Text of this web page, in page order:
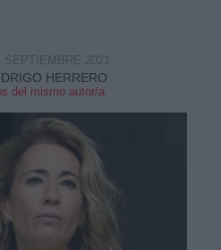
HERRERO
del mismo autor/a
SEPTIEMBRE 2021